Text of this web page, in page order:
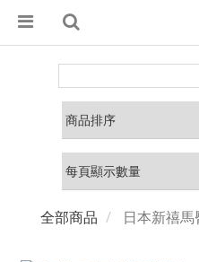
全部商品 日本新禧馬